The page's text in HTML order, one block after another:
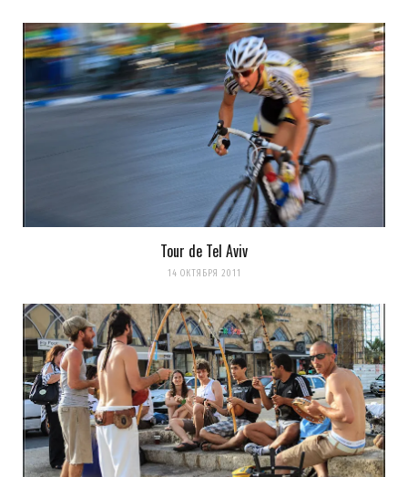
Tour de Tel Aviv
14 ОКТЯБРЯ 2011